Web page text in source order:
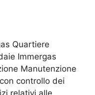
Quartiere
Immergas
Manutenzione
controllo dei
relativi alle